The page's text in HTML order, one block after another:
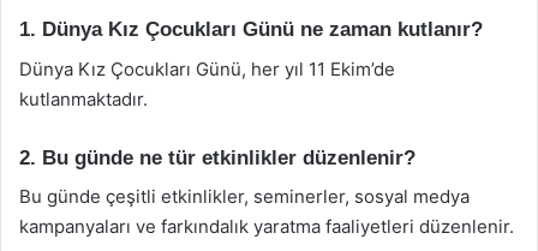
1. Dünya Kız Çocukları Günü ne zaman kutlanır?
Dünya Kız Çocukları Günü, her yıl 11 Ekim’de
kutlanmaktadır.
2. Bu günde ne tür etkinlikler düzenlenir?
Bu günde çeşitli etkinlikler, seminerler, sosyal medya
kampanyaları ve farkındalık yaratma faaliyetleri düzenlenir.